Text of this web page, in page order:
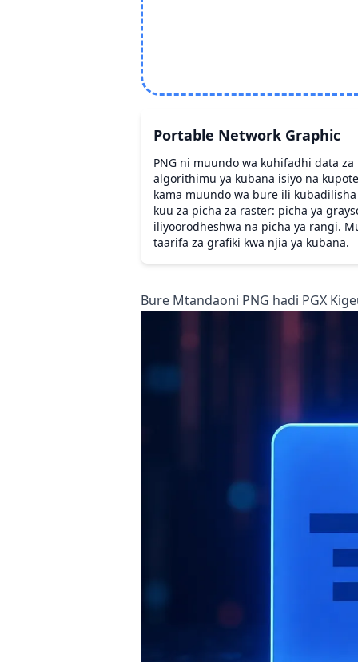
Portable Network Graphic
PNG ni muundo wa kuhifadhi data
algorithimu ya kubana isiyo na
kama muundo wa bure ili
kuu za picha za raster: picha ya
iliyoorodheshwa na picha ya rangi.
taarifa za grafiki kwa njia ya kubana.
Bure Mtandaoni PNG hadi PGX